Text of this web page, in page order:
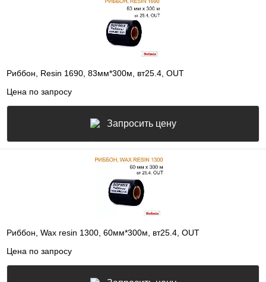
Риббон, Resin 1690, 83мм*300м, вт25.4, OUT
Цена по запросу
Запросить цену
Риббон, Wax resin 1300, 60мм*300м, вт25.4, OUT
Цена по запросу